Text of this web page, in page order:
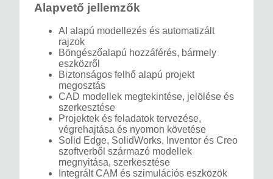
Alapvető jellemzők
AI alapú modellezés és automatizált
rajzok
Böngészőalapú hozzáférés, bármely
eszközről
Biztonságos felhő alapú projekt
megosztás
CAD modellek megtekintése, jelölése és
szerkesztése
Projektek és feladatok tervezése,
végrehajtása és nyomon követése
Solid Edge, SolidWorks, Inventor és Creo
szoftverből származó modellek
megnyitása, szerkesztése
Integrált CAM és szimulációs eszközök